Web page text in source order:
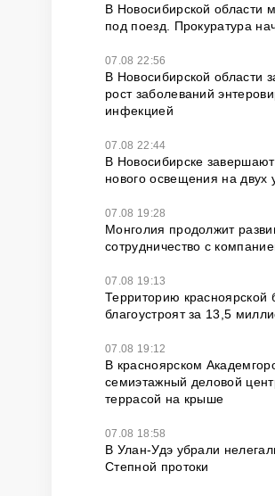
В Новосибирской области
под поезд. Прокуратура
07.08 22:56
В Новосибирской области
рост заболеваний
инфекцией
07.08 22:44
В Новосибирске завершают
нового освещения на двух
07.08 19:28
Монголия продолжит
сотрудничество с
07.08 19:13
Территорию
благоустроят за 13,5
07.08 19:12
В красноярском
семиэтажный деловой
террасой на крыше
07.08 18:58
В Улан-Удэ убрали
Степной протоки